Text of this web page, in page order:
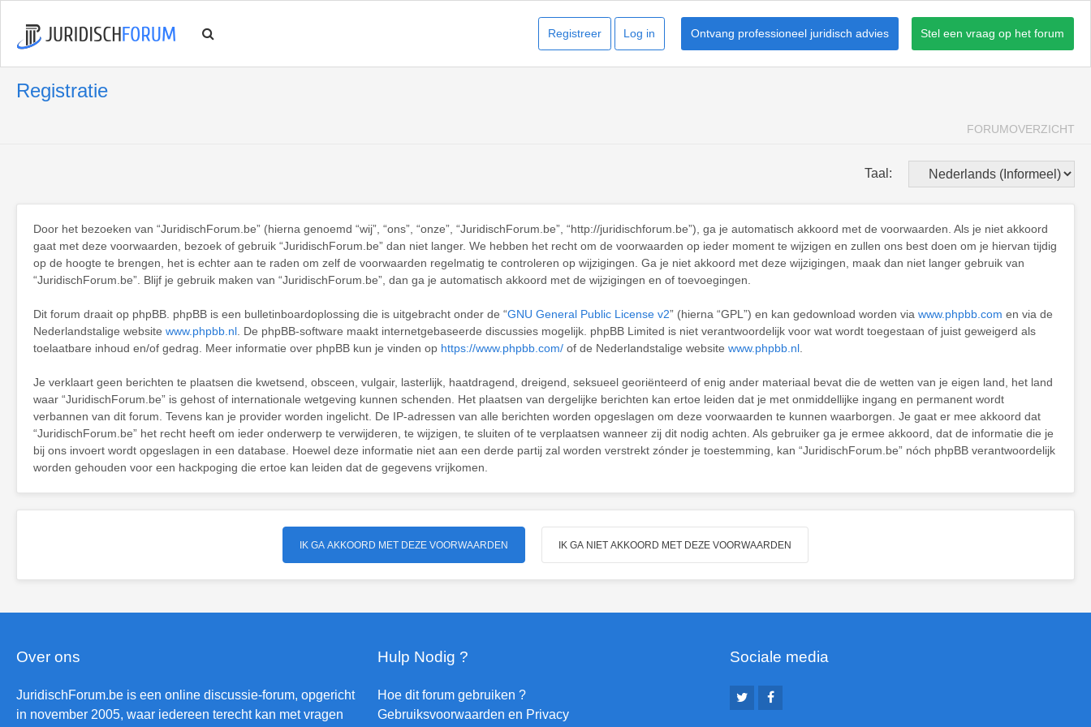
Stel een vraag op het forum
Ontvang professioneel juridisch advies
Log in
Registreer
Registratie
FORUMOVERZICHT
Taal:
Door het bezoeken van “JuridischForum.be” (hierna genoemd “wij”, “ons”, “onze”, “JuridischForum.be”, “http://juridischforum.be”), ga je automatisch akkoord met de voorwaarden. Als je niet akkoord
gaat met deze voorwaarden, bezoek of gebruik “JuridischForum.be” dan niet langer. We hebben het recht om de voorwaarden op ieder moment te wijzigen en zullen ons best doen om je hiervan tijdig
op de hoogte te brengen, het is echter aan te raden om zelf de voorwaarden regelmatig te controleren op wijzigingen. Ga je niet akkoord met deze wijzigingen, maak dan niet langer gebruik van
“JuridischForum.be”. Blijf je gebruik maken van “JuridischForum.be”, dan ga je automatisch akkoord met de wijzigingen en of toevoegingen.
Dit forum draait op phpBB. phpBB is een bulletinboardoplossing die is uitgebracht onder de “GNU General Public License v2” (hierna “GPL”) en kan gedownload worden via www.phpbb.com en via de
Nederlandstalige website www.phpbb.nl . De phpBB-software maakt internetgebaseerde discussies mogelijk. phpBB Limited is niet verantwoordelijk voor wat wordt toegestaan of juist geweigerd als
toelaatbare inhoud en/of gedrag. Meer informatie over phpBB kun je vinden op https://www.phpbb.com/ of de Nederlandstalige website www.phpbb.nl
Je verklaart geen berichten te plaatsen die kwetsend, obsceen, vulgair, lasterlijk, haatdragend, dreigend, seksueel georiënteerd of enig ander materiaal bevat die de wetten van je eigen land, het land
waar “JuridischForum.be” is gehost of internationale wetgeving kunnen schenden. Het plaatsen van dergelijke berichten kan ertoe leiden dat je met onmiddellijke ingang en permanent wordt
verbannen van dit forum. Tevens kan je provider worden ingelicht. De IP-adressen van alle berichten worden opgeslagen om deze voorwaarden te kunnen waarborgen. Je gaat er mee akkoord dat
“JuridischForum.be” het recht heeft om ieder onderwerp te verwijderen, te wijzigen, te sluiten of te verplaatsen wanneer zij dit nodig achten. Als gebruiker ga je ermee akkoord, dat de informatie die je
bij ons invoert wordt opgeslagen in een database. Hoewel deze informatie niet aan een derde partij zal worden verstrekt zónder je toestemming, kan “JuridischForum.be” nóch phpBB verantwoordelijk
worden gehouden voor een hackpoging die ertoe kan leiden dat de gegevens vrijkomen.
Over ons
JuridischForum.be is een online discussie-forum, opgericht
in november 2005, waar iedereen terecht kan met vragen
Hulp Nodig ?
Hoe dit forum gebruiken ?
Gebruiksvoorwaarden en Privacy
Sociale media